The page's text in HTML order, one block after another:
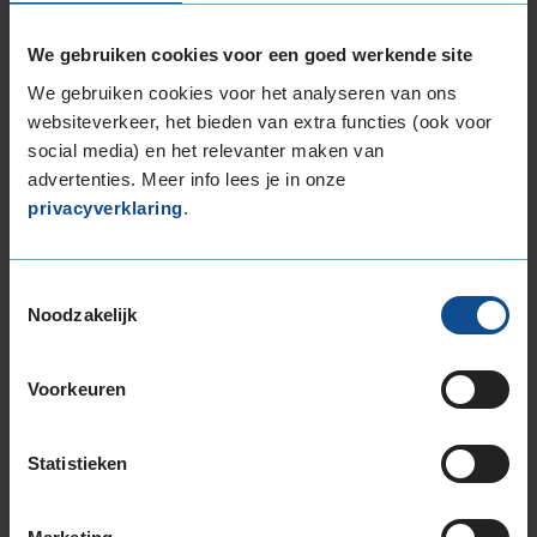
We gebruiken cookies voor een goed werkende site
We gebruiken cookies voor het analyseren van ons
websiteverkeer, het bieden van extra functies (ook voor
social media) en het relevanter maken van
advertenties. Meer info lees je in onze
privacyverklaring.
Noodzakelijk
Voorkeuren
Statistieken
205/60R16 96H EXTRALOAD
215/65R16 102H EXTRALOAD
17-inch banden
205/55R17 91H
225/50R17 98H EXTRALOAD
235/45R17 97V EXTRALOAD
245/45R17 99V EXTRALOAD